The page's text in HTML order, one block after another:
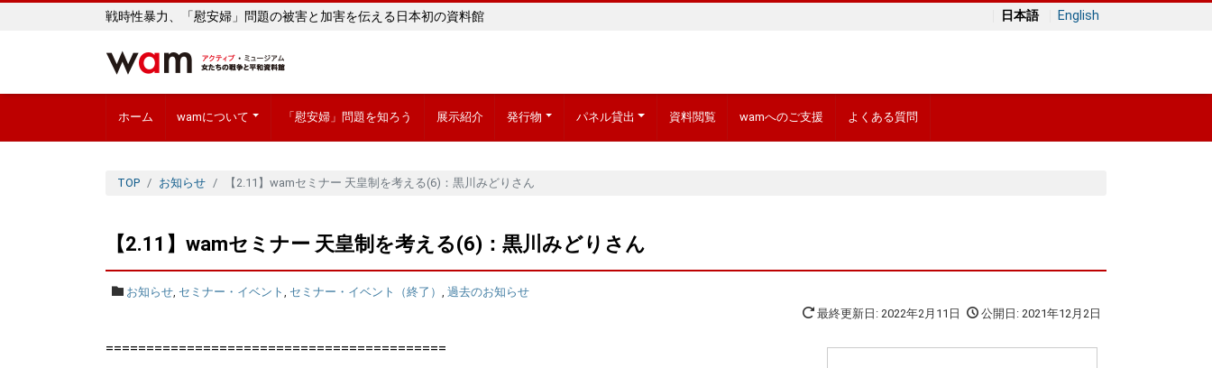
日本語 English
戦時性暴力、「慰安婦」問題の被害と加害を伝える日本初の資料館
ホーム wamについて 「慰安婦」問題を知ろう 展示紹介 発行物 パネル貸出 資料閲覧 wamへのご支援 よくある質問
TOP お知らせ 【2.11】wamセミナー 天皇制を考える(6)：黒川みどりさん
【2.11】wamセミナー 天皇制を考える(6)：黒川みどりさん
お知らせ, セミナー・イベント セミナー・イベント（終了）
過去のお知らせ
最終更新日: 2022年2月11日
公開日: 2021年12月2日
==========================================